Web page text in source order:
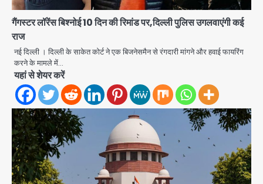
गैंगस्टर लॉरेंस बिश्नोई 10 दिन की रिमांड पर,दिल्ली पुलिस उगलवाएंगी कई
राज
नई दिल्ली । दिल्ली के साकेत कोर्ट ने एक बिजनेसमैन से रंगदारी मांगने और हवाई फायरिंग
करने के मामले में…
यहां से शेयर करें